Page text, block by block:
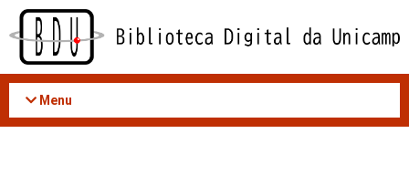
Acessar
conteúdo
Menu